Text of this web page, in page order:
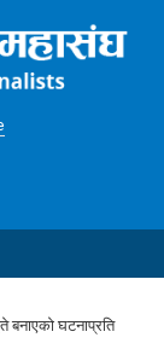
बनाएको घटनाप्रति